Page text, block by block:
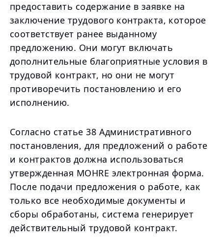
предоставить содержание в заявке на
заключение трудового контракта, которое
соответствует ранее выданному
предложению. Они могут включать
дополнительные благоприятные условия в
трудовой контракт, но они не могут
противоречить постановлению и его
исполнению.
Согласно статье 38 Административного
постановления, для предложений о работе
и контрактов должна использоваться
утвержденная MOHRE электронная форма.
После подачи предложения о работе, как
только все необходимые документы и
сборы обработаны, система генерирует
действительный трудовой контракт.